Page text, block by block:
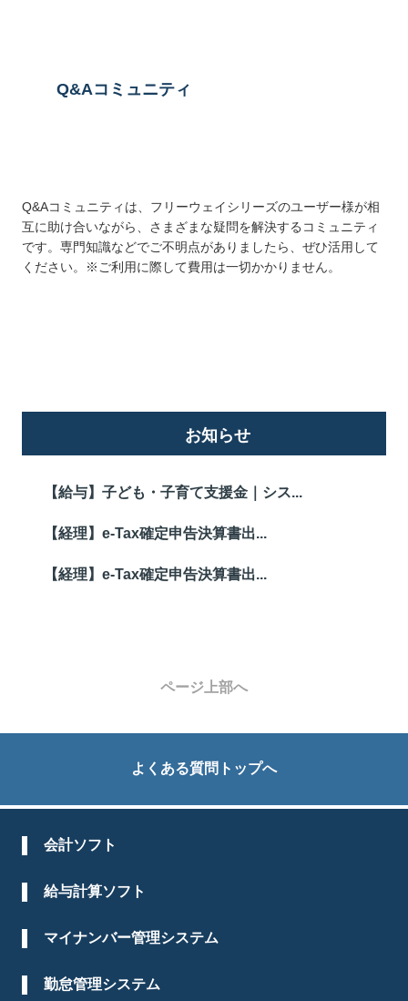
Q&Aコミュニティ
Q&Aコミュニティは、フリーウェイシリーズのユーザー様が相
互に助け合いながら、さまざまな疑問を解決するコミュニティ
です。専門知識などでご不明点がありましたら、ぜひ活用して
ください。※ご利用に際して費用は一切かかりません。
お知らせ
【給与】子ども・子育て支援金｜シス...
【経理】e-Tax確定申告決算書出...
【経理】e-Tax確定申告決算書出...
ページ上部へ
よくある質問トップへ
会計ソフト
給与計算ソフト
マイナンバー管理システム
勤怠管理システム